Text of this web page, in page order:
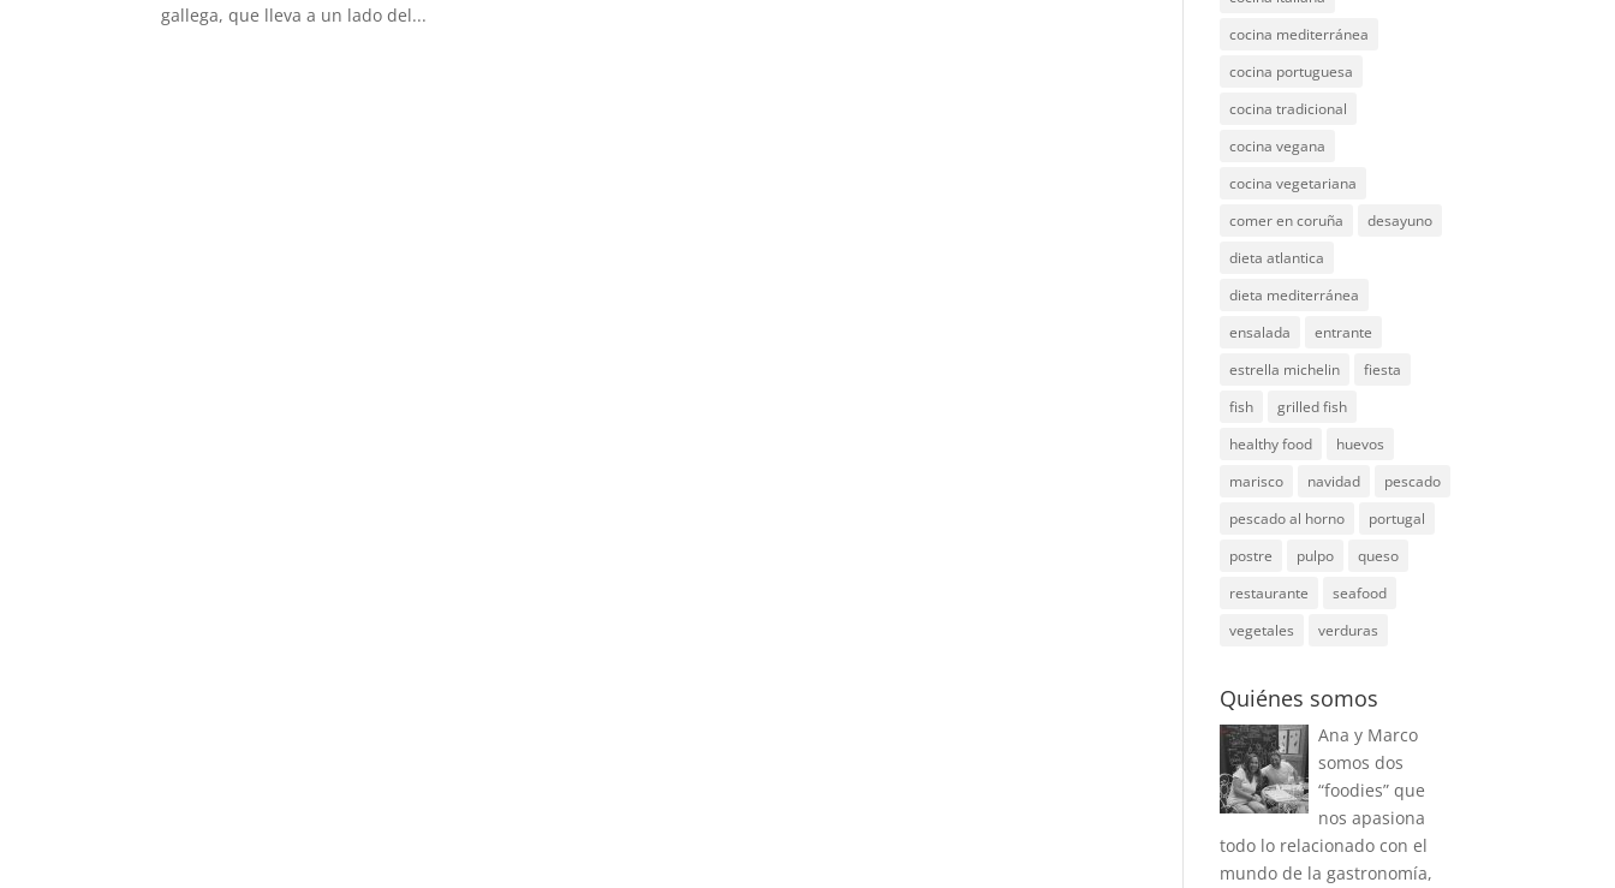
gallega, que lleva a un lado del...
cocina mediterránea
cocina portuguesa
cocina tradicional
cocina vegana
cocina vegetariana
comer en coruña
desayuno
dieta atlantica
dieta mediterránea
ensalada
entrante
estrella michelin
fiesta
fish
grilled fish
healthy food
huevos
marisco
navidad
pescado
pescado al horno
portugal
postre
pulpo
queso
restaurante
seafood
vegetales
verduras
Quiénes somos
Ana y Marco
somos dos
“foodies” que
nos apasiona
todo lo relacionado con el
mundo de la gastronomía,